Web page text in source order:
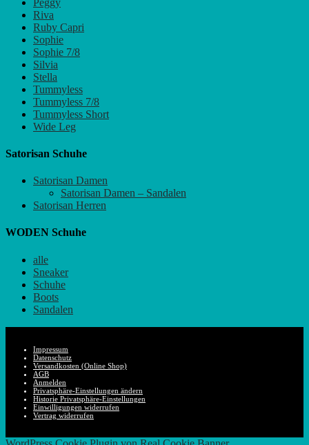
Riva
Ruby Capri
Sophie
Sophie 7/8
Silvia
Stella
Tummyless
Tummyless 7/8
Tummyless Short
Wide Leg
Satorisan Schuhe
Satorisan Damen
Satorisan Damen – Sandalen
Satorisan Herren
WODEN Schuhe
alle
Sneaker
Schuhe
Boots
Sandalen
Impressum
Datenschutz
Versandkosten (Online Shop)
AGB
Anmelden
Privatsphäre-Einstellungen ändern
Historie Privatsphäre-Einstellungen
Einwilligungen widerrufen
Vertrag widerrufen
Nach